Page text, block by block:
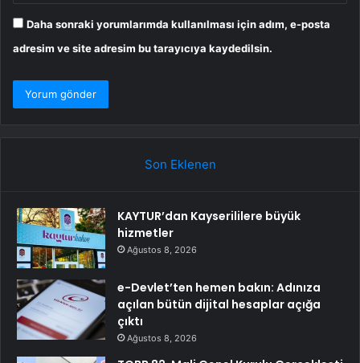
Daha sonraki yorumlarımda kullanılması için adım, e-posta
adresim ve site adresim bu tarayıcıya kaydedilsin.
Son Eklenen
KAYTUR’dan Kayserililere büyük
hizmetler
Ağustos 8, 2026
e-Devlet’ten hemen bakın: Adınıza
açılan bütün dijital hesaplar açığa
çıktı
Ağustos 8, 2026